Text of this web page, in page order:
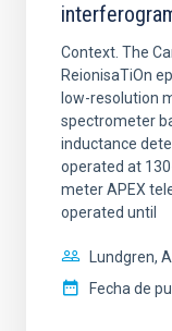
Context. The
ReionisaTiOn
low-resolution
spectrometer
inductance
operated at
meter APEX
operated until
Lundgren,
Fecha de